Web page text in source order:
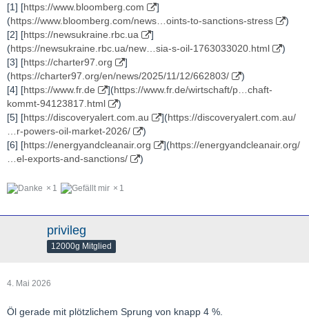
unbestritten ist, dass ihre Einbindung in den Energiemix eines
Landes die Abhängigkeit von Öl und Gas verringert.
Die prognostizierte Ölnachfrage dürfte zum ersten Mal seit
Beginn der Pandemie sinken, und zwar aufgrund dessen, was
dieInternationale Energieagentur als
Ölangebotsschock der Geschichte“ bezeichnet.
Blogger Chris Martenson meint
: „Der schlimmste
Energieschock aller Zeiten ist viel gravierender, als man denkt.“
Er fügt hinzu, dass sich der Energieschock noch verschärfen
werde, „selbst wenn der Iran-Konflikt wie durch ein Wunder jetzt
sofort beendet würde“.
Unter Berufung auf eine Analyse von Goldman Sachs, die im
Martenson an, dass täglich 14,5 Millionen Barrel Öl und
Monat und 870 Millionen Barrel in den ersten beiden
[1] [https://www.bloomberg.com
]
(https://www.bloomberg.com/news…oints-to-sanctions-stress
)
[2] [https://newsukraine.rbc.ua
]
(https://newsukraine.rbc.ua/new…sia-s-oil-1763033020.html
)
[3] [https://charter97.org
]
(https://charter97.org/en/news/2025/11/12/662803/
)
[4] [https://www.fr.de ](https://www.fr.de/wirtschaft/p…chaft-
kommt-94123817.html
)
[5] [https://discoveryalert.com.au ](https://discoveryalert.com.au/
…r-powers-oil-market-2026/
)
[6] [https://energyandcleanair.org ](https://energyandcleanair.org/
…el-exports-and-sanctions/
)
1 1
privileg
12000g Mitglied
4. Mai 2026
Öl gerade mit plötzlichem Sprung von knapp 4 %.